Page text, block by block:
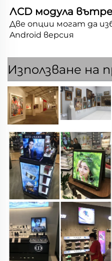
ЛCD модула
Две опции могат да
Android версия
Използване на